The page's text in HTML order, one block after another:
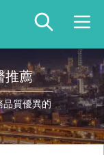
推薦
品質優異的